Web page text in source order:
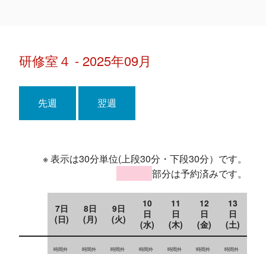
研修室４ - 2025年09月
先週 翌週
※ 表示は30分単位(上段30分・下段30分）です。
部分は予約済みです。
7日
(日)
8日
(月)
9日
(火)
10
日
(水)
11
日
(木)
12
日
(金)
13
日
(土)
時間外 時間外 時間外 時間外 時間外 時間外 時間外